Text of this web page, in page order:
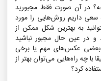
چه؟ در آن صورت فقط مجبورید
داریم روش‌هایی را مورد
به بهترین شکل ممکن از
و در عین حال مجبور نباشید
بعضی عکس‌های مهم یا برخی
با چه راه‌هایی می‌توان بهتر از
کرد؟